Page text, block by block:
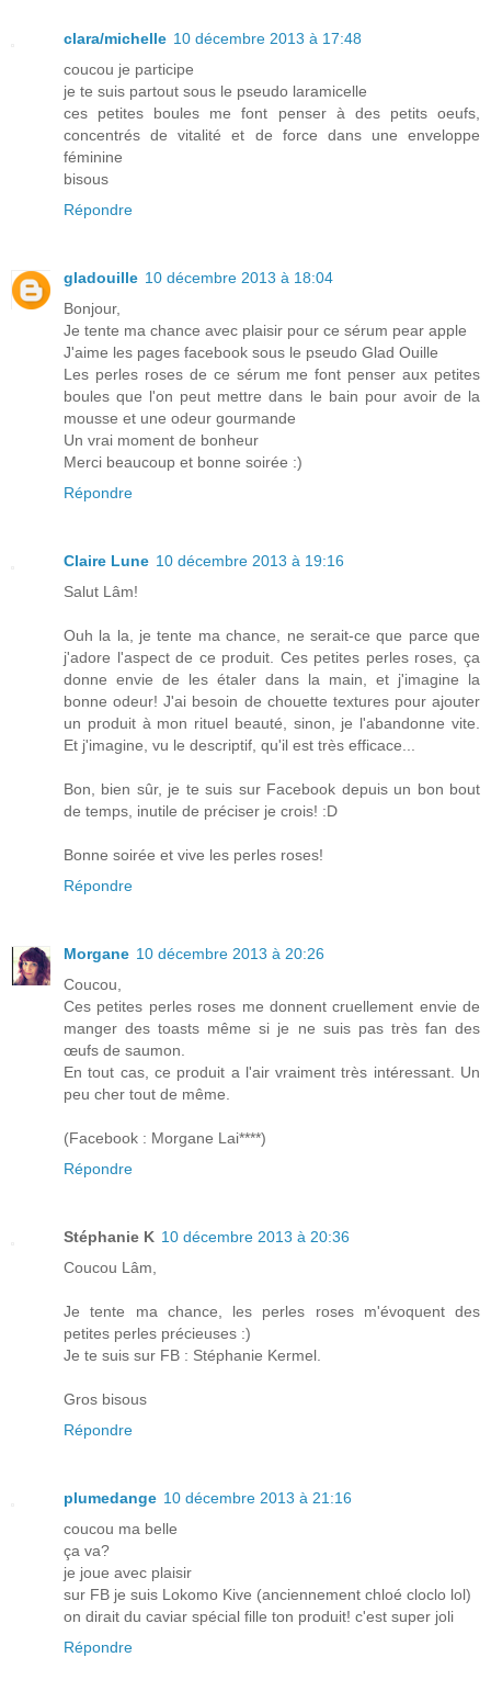
clara/michelle 10 décembre 2013 à 17:48
coucou je participe
je te suis partout sous le pseudo laramicelle
ces petites boules me font penser à des petits oeufs,
concentrés de vitalité et de force dans une enveloppe
féminine
bisous
Répondre
gladouille 10 décembre 2013 à 18:04
Bonjour,
Je tente ma chance avec plaisir pour ce sérum pear apple
J'aime les pages facebook sous le pseudo Glad Ouille
Les perles roses de ce sérum me font penser aux petites
boules que l'on peut mettre dans le bain pour avoir de la
mousse et une odeur gourmande
Un vrai moment de bonheur
Merci beaucoup et bonne soirée :)
Répondre
Claire Lune 10 décembre 2013 à 19:16
Salut Lâm!
Ouh la la, je tente ma chance, ne serait-ce que parce que
j'adore l'aspect de ce produit. Ces petites perles roses, ça
donne envie de les étaler dans la main, et j'imagine la
bonne odeur! J'ai besoin de chouette textures pour ajouter
un produit à mon rituel beauté, sinon, je l'abandonne vite.
Et j'imagine, vu le descriptif, qu'il est très efficace...
Bon, bien sûr, je te suis sur Facebook depuis un bon bout
de temps, inutile de préciser je crois! :D
Bonne soirée et vive les perles roses!
Répondre
Morgane 10 décembre 2013 à 20:26
Coucou,
Ces petites perles roses me donnent cruellement envie de
manger des toasts même si je ne suis pas très fan des
œufs de saumon.
En tout cas, ce produit a l'air vraiment très intéressant. Un
peu cher tout de même.
(Facebook : Morgane Lai****)
Répondre
Stéphanie K 10 décembre 2013 à 20:36
Coucou Lâm,
Je tente ma chance, les perles roses m'évoquent des
petites perles précieuses :)
Je te suis sur FB : Stéphanie Kermel.
Gros bisous
Répondre
plumedange 10 décembre 2013 à 21:16
coucou ma belle
ça va?
je joue avec plaisir
sur FB je suis Lokomo Kive (anciennement chloé cloclo lol)
on dirait du caviar spécial fille ton produit! c'est super joli
Répondre